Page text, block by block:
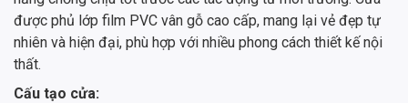
được phủ lớp film PVC vân gỗ cao cấp, mang lại vẻ đẹp tự
nhiên và hiện đại, phù hợp với nhiều phong cách thiết kế nội
thất.
Cấu tạo cửa: